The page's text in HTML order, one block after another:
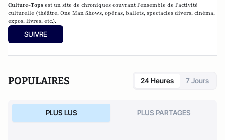
Culture-Tops est un site de chroniques couvrant l'ensemble de l'activité
culturelle (théâtre, One Man Shows, opéras, ballets, spectacles divers, cinéma,
expos, livres, etc.).
SUIVRE
POPULAIRES 24 Heures 7 Jours
PLUS LUS PLUS PARTAGES